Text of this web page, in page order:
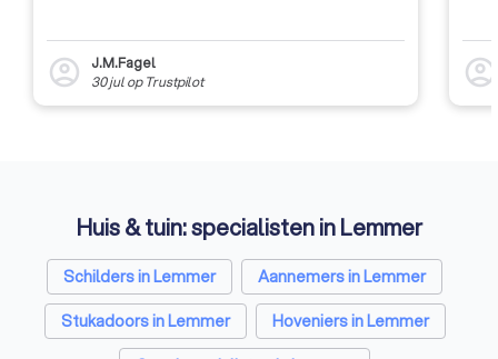
account_circle
J.M.Fagel
30 julop Trustpilot account_circle
Huis & tuin: specialisten in Lemmer
Schilders in Lemmer
Aannemers in Lemmer
Stukadoors in Lemmer
Hoveniers in Lemmer